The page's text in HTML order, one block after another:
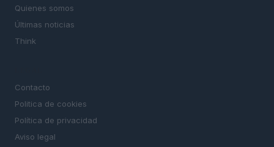
Quienes somos
Últimas noticias
Think
Contacto
Politica de cookies
Política de privacidad
Aviso legal